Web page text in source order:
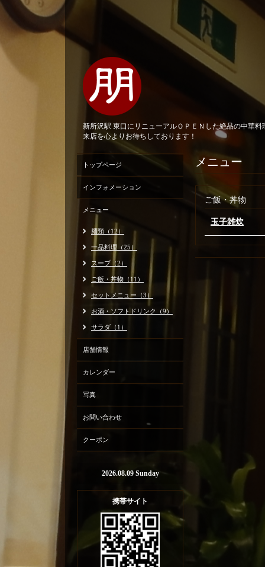
新所沢駅 東口にリニューアルＯＰＥＮした絶品の中華
来店を心よりお待ちしております！
メニュー
ご飯・丼物
玉子雑炊
トップページ
インフォメーション
メニュー
麺類（12）
一品料理（25）
スープ（2）
ご飯・丼物（11）
セットメニュー（3）
お酒・ソフトドリンク（9）
サラダ（1）
店舗情報
カレンダー
写真
お問い合わせ
クーポン
2026.08.09 Sunday
携帯サイト